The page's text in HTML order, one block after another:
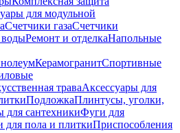
для модульной
Счетчики газаСчетчики
Ремонт и отделкаНапольные
КерамогранитСпортивные
траваАксессуары для
ПодложкаПлинтусы, уголки,
для сантехникиФуги для
пола и плиткиПриспособления